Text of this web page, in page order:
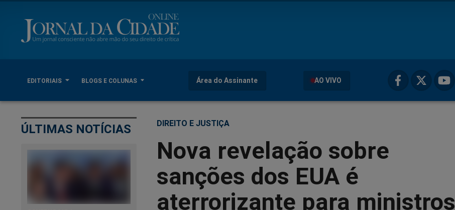
EDITORIAIS BLOGS E COLUNAS Área do Assinante AO VIVO
ÚLTIMAS NOTÍCIAS DIREITO E JUSTIÇA
Nova revelação sobre
sanções dos EUA é
aterrorizante para ministros